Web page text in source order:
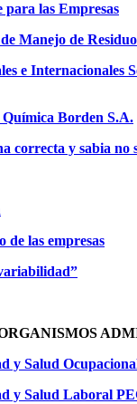
las Empresas
Manejo de
e Internacionales
Química Borden S.A.
correcta y sabia no
de las empresas
y Salud
y Salud Laboral